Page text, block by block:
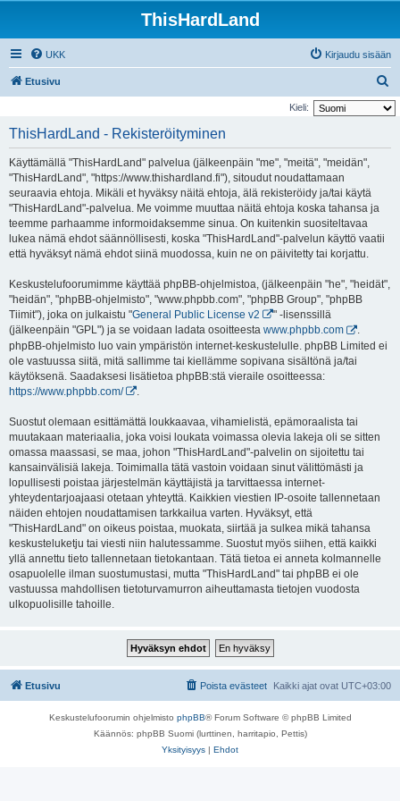
ThisHardLand
UKK Kirjaudu sisään
Etusivu
t
Kieli:
ThisHardLand - Rekisteröityminen
Käyttämällä "ThisHardLand" palvelua (jälkeenpäin "me", "meitä", "meidän",
"ThisHardLand", "https://www.thishardland.fi"), sitoudut noudattamaan
seuraavia ehtoja. Mikäli et hyväksy näitä ehtoja, älä rekisteröidy ja/tai käytä
"ThisHardLand"-palvelua. Me voimme muuttaa näitä ehtoja koska tahansa ja
teemme parhaamme informoidaksemme sinua. On kuitenkin suositeltavaa
lukea nämä ehdot säännöllisesti, koska "ThisHardLand"-palvelun käyttö vaatii
että hyväksyt nämä ehdot siinä muodossa, kuin ne on päivitetty tai korjattu.
Keskustelufoorumimme käyttää phpBB-ohjelmistoa, (jälkeenpäin "he", "heidät",
"heidän", "phpBB-ohjelmisto", "www.phpbb.com", "phpBB Group", "phpBB
Tiimit"), joka on julkaistu "General Public License v2
" -lisenssillä
(jälkeenpäin "GPL") ja se voidaan ladata osoitteesta www.phpbb.com
.
phpBB-ohjelmisto luo vain ympäristön internet-keskustelulle. phpBB Limited ei
ole vastuussa siitä, mitä sallimme tai kiellämme sopivana sisältönä ja/tai
käytöksenä. Saadaksesi lisätietoa phpBB:stä vieraile osoitteessa:
https://www.phpbb.com/
Suostut olemaan esittämättä loukkaavaa, vihamielistä, epämoraalista tai
muutakaan materiaalia, joka voisi loukata voimassa olevia lakeja oli se sitten
omassa maassasi, se maa, johon "ThisHardLand"-palvelin on sijoitettu tai
kansainvälisiä lakeja. Toimimalla tätä vastoin voidaan sinut välittömästi ja
lopullisesti poistaa järjestelmän käyttäjistä ja tarvittaessa internet-
yhteydentarjoajaasi otetaan yhteyttä. Kaikkien viestien IP-osoite tallennetaan
näiden ehtojen noudattamisen tarkkailua varten. Hyväksyt, että
"ThisHardLand" on oikeus poistaa, muokata, siirtää ja sulkea mikä tahansa
keskusteluketju tai viesti niin halutessamme. Suostut myös siihen, että kaikki
yllä annettu tieto tallennetaan tietokantaan. Tätä tietoa ei anneta kolmannelle
osapuolelle ilman suostumustasi, mutta "ThisHardLand" tai phpBB ei ole
vastuussa mahdollisen tietoturvamurron aiheuttamasta tietojen vuodosta
ulkopuolisille tahoille.
Etusivu Kaikki ajat ovat UTC+03:00
Poista evästeet
Keskustelufoorumin ohjelmisto phpBB® Forum Software © phpBB Limited
Käännös: phpBB Suomi (lurttinen, harritapio, Pettis)
Yksityisyys | Ehdot